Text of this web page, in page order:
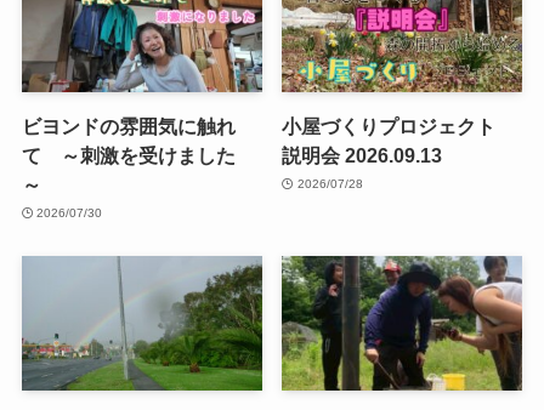
ビヨンドの雰囲気に触れ
て ～刺激を受けました
～
2026/07/30
小屋づくりプロジェクト
説明会 2026.09.13
2026/07/28